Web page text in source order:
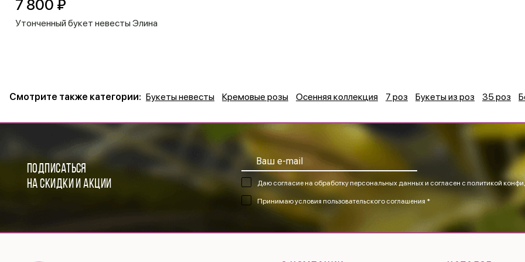
Утонченный букет невесты Элина
7 800 ₽
Смотрите также категории: Букеты невесты Кремовые розы Осенняя коллекция 7 роз Букеты из роз 35 роз
ПОДПИСАТЬСЯ
НА СКИДКИ И АКЦИИ
Даю согласие на обработку персональных данных и согласен с политикой
Принимаюусловия пользовательского соглашения *